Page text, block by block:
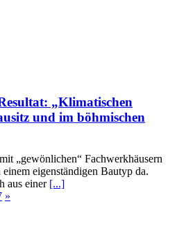
„Klimatischen
und im böhmischen
„gewönlichen“ Fachwerkhäusern
eigenständigen Bautyp da.
aus einer [...]
»